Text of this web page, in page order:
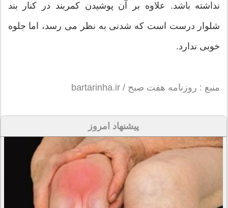
نداشته باشد. علاوه بر آن پوشیدن کمربند در کنار بند
شلوار درست است که شدنی به نظر می رسد، اما جلوه
خوبی ندارد.
منبع : روزنامه هفت صبح / bartarinha.ir
پیشنهاد امروز